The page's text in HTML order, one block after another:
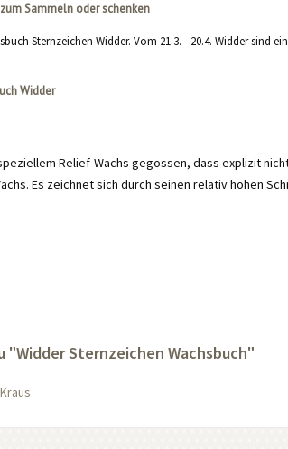
Sammeln oder schenken
Sternzeichen Widder. Vom 21.3. - 20.4. Widder sind
Widder
Relief-Wachs gegossen, dass explizit
Es zeichnet sich durch seinen relativ hohen
"Widder Sternzeichen Wachsbuch"